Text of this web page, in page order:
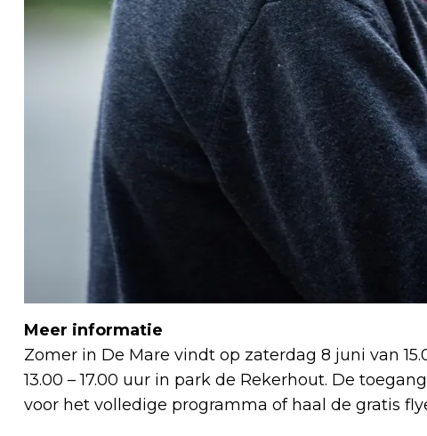
Meer informatie
Zomer in De Mare vindt op zaterdag 8 juni van
13.00 – 17.00 uur in park de Rekerhout. De
voor het volledige programma of haal de gratis